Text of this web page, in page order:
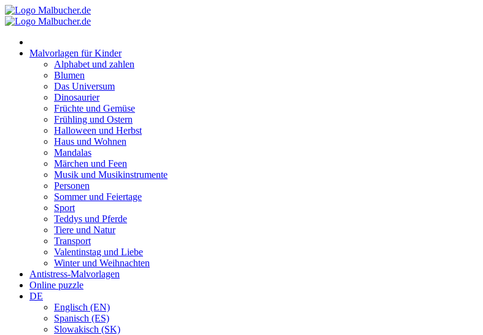
Zum
Inhalt
Malvorlagen für Kinder
Alphabet und zahlen
Blumen
Das Universum
Dinosaurier
Früchte und Gemüse
Frühling und Ostern
Halloween und Herbst
Haus und Wohnen
Mandalas
Märchen und Feen
Musik und Musikinstrumente
Personen
Sommer und Feiertage
Sport
Teddys und Pferde
Tiere und Natur
Transport
Valentinstag und Liebe
Winter und Weihnachten
Antistress-Malvorlagen
Online puzzle
DE
Englisch (EN)
Spanisch (ES)
Slowakisch (SK)